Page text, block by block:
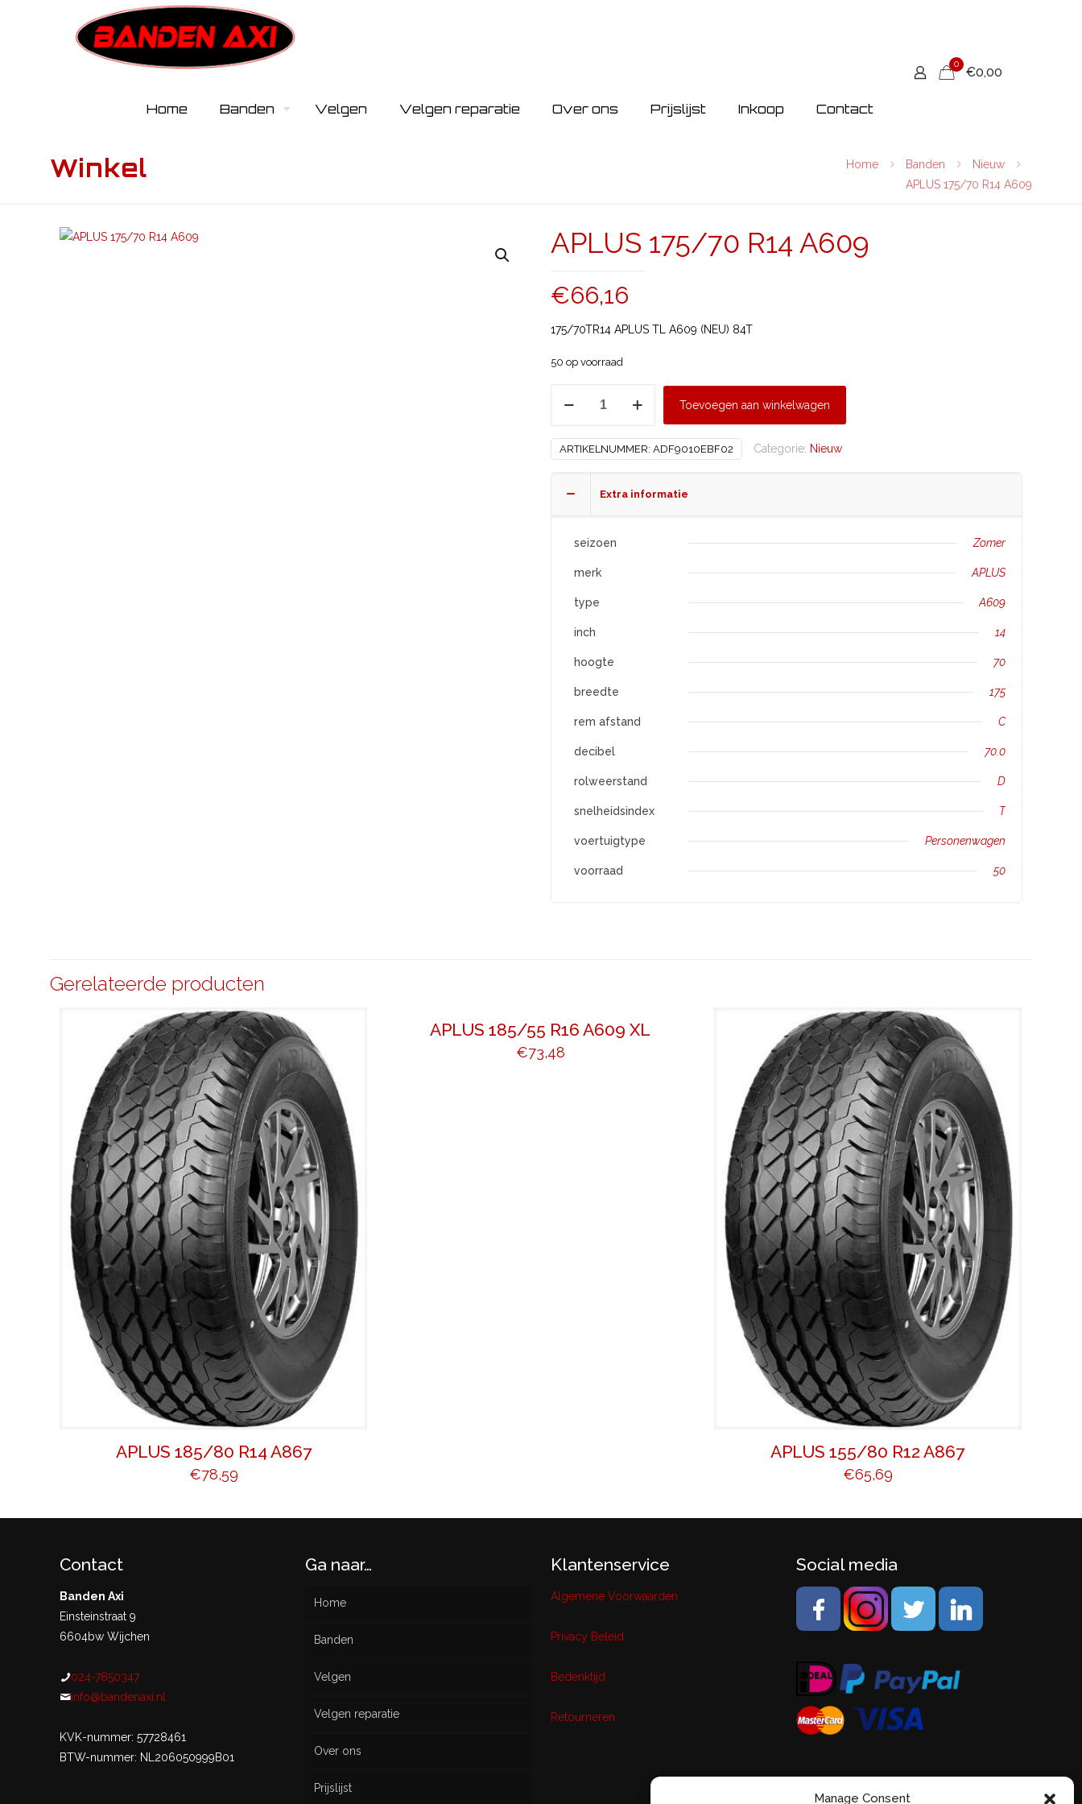
Manage Consent
Home Banden Velgen Velgen reparatie Over ons Prijslijst Inkoop Contact
0
€0,00
Winkel Home Banden
Nieuw
APLUS 175/70 R14 A609
APLUS 175/70 R14 A609
€66,16
175/70TR14 APLUS TL A609 (NEU) 84T
50 op voorraad
A609
Toevoegen aan winkelwagen
ARTIKELNUMMER: ADF9010EBF02 Categorie: Nieuw
Extra informatie
seizoen Zomer
merk APLUS
type A609
inch 14
hoogte 70
breedte 175
rem afstand C
decibel 70.0
rolweerstand D
snelheidsindex T
voertuigtype Personenwagen
voorraad 50
Gerelateerde producten
APLUS 185/80 R14 A867
€78,59
APLUS 185/55 R16 A609 XL
€73,48
APLUS 155/80 R12 A867
€65,69
Contact
Banden Axi
Einsteinstraat 9
6604bw Wijchen
024-7850347
info@bandenaxi.nl
KVK-nummer: 57728461
BTW-nummer: NL206050999B01
Ga naar…
Home
Banden
Nieuw
Gebruikt
Velgen
Velgen reparatie
Over ons
Prijslijst
Klantenservice
Algemene Voorwaarden
Privacy Beleid
Bedenktijd
Retourneren
Social media